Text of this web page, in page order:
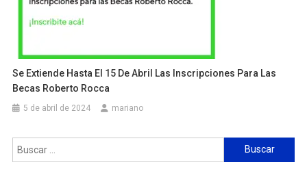
Se Extiende Hasta El 15 De Abril Las Inscripciones Para Las
Becas Roberto Rocca
5 de abril de 2024 mariano
Buscar: